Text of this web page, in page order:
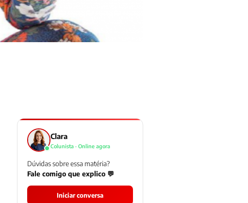
Clara
Colunista · Online agora
Dúvidas sobre essa matéria?
Fale comigo que explico 💬
Iniciar conversa